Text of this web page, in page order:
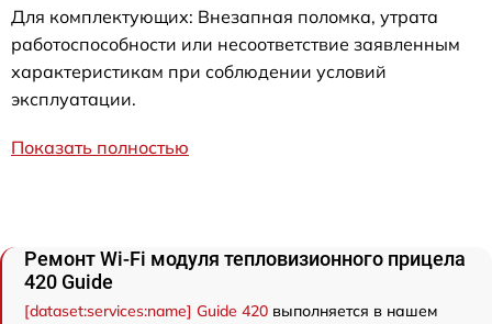
Для комплектующих: Внезапная поломка, утрата
работоспособности или несоответствие заявленным
характеристикам при соблюдении условий
эксплуатации.
Показать полностью
Ремонт Wi-Fi модуля тепловизионного прицела
420 Guide
[dataset:services:name] Guide 420 выполняется в нашем